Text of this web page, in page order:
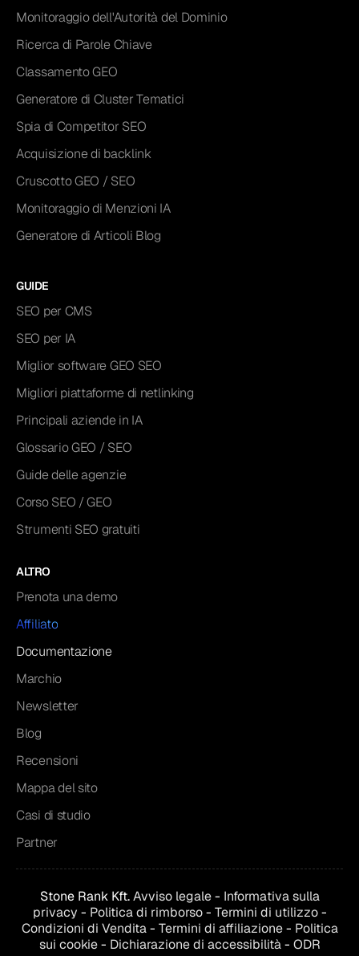
Monitoraggio dell'Autorità del Dominio
Ricerca di Parole Chiave
Classamento GEO
Generatore di Cluster Tematici
Spia di Competitor SEO
Acquisizione di backlink
Cruscotto GEO / SEO
Monitoraggio di Menzioni IA
Generatore di Articoli Blog
GUIDE
SEO per CMS
SEO per IA
Miglior software GEO SEO
Migliori piattaforme di netlinking
Principali aziende in IA
Glossario GEO / SEO
Guide delle agenzie
Corso SEO / GEO
Strumenti SEO gratuiti
ALTRO
Prenota una demo
Affiliato
Documentazione
Marchio
Newsletter
Blog
Recensioni
Mappa del sito
Casi di studio
Partner
Stone Rank Kft.Avviso legale- Informativa sulla
privacy - Politica di rimborso- Termini di utilizzo-
Condizioni di Vendita- Termini di affiliazione- Politica
sui cookie- Dichiarazione di accessibilità- ODR